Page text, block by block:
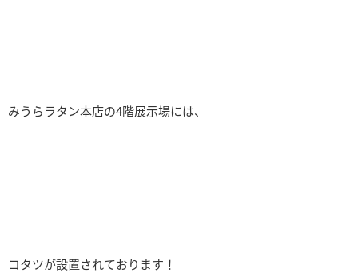
みうらラタン本店の4階展示場には、
コタツが設置されております！